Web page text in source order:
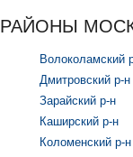
РАЙОНЫ
Волоколамский
Дмитровский р-н
Зарайский р-н
Каширский р-н
Коломенский р-н